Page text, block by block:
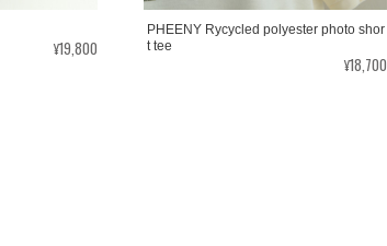
¥19,800
PHEENY Rycycled polyester photo shor
t tee
¥18,700